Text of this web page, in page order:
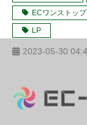
ECワンストッ
LP
2023-05-30